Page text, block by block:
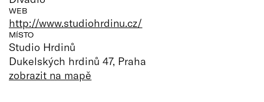
WEB
http://www.studiohrdinu.cz/
MÍSTO
Studio Hrdinů
Dukelských hrdinů 47, Praha
zobrazit na mapě